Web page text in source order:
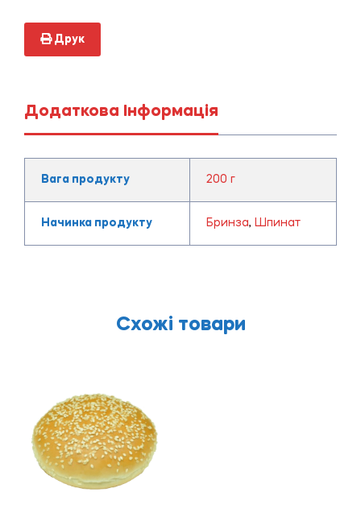
Друк
Додаткова Інформація
Вага продукту 200 г
Начинка продукту Бринза, Шпинат
Схожі товари